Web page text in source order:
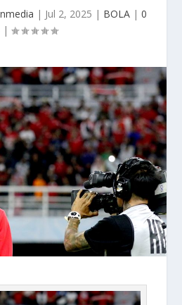
| Jul 2, 2025 | BOLA | 0
|